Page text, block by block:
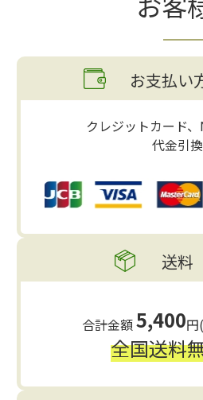
お支払い
クレジットカード、
代金引換
送料
合計金額5,400
全国送料